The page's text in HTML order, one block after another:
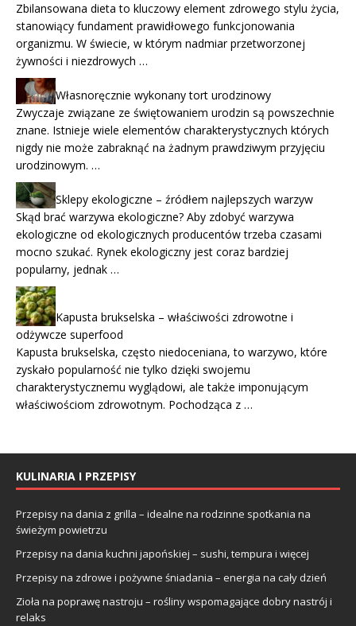
Zbilansowana dieta to kluczowy element zdrowego stylu życia,
stanowiący fundament prawidłowego funkcjonowania
organizmu. W świecie, w którym nadmiar przetworzonej
żywności i niezdrowych …
Własnoręcznie wykonany tort urodzinowy
Zwyczaje związane ze świętowaniem urodzin są powszechnie
znane. Istnieje wiele elementów charakterystycznych których
nigdy nie może zabraknąć na żadnym prawdziwym przyjęciu
urodzinowym. …
Sklepy ekologiczne – źródłem najlepszych warzyw
Skąd brać warzywa ekologiczne? Aby zdobyć warzywa
ekologiczne od ekologicznych producentów trzeba czasami
mocno szukać. Rynek ekologiczny jest coraz bardziej
popularny, jednak …
Kapusta brukselska – właściwości zdrowotne i
odżywcze superfood
Kapusta brukselska, często niedoceniana, to warzywo, które
zyskało popularność nie tylko dzięki swojemu
charakterystycznemu wyglądowi, ale także imponującym
właściwościom zdrowotnym. Pochodząca z …
KULINARIA I PRZEPISY
Przepisy na dania z grilla – idealne na rodzinne spotkania na
świeżym powietrzu
Przepisy na dania kuchni japońskiej – sushi, tempura i więcej
Przepisy na zdrowe i pożywne śniadania – energia na cały dzień
Zioła na poprawę nastroju – rośliny wspomagające dobry nastrój i
relaks